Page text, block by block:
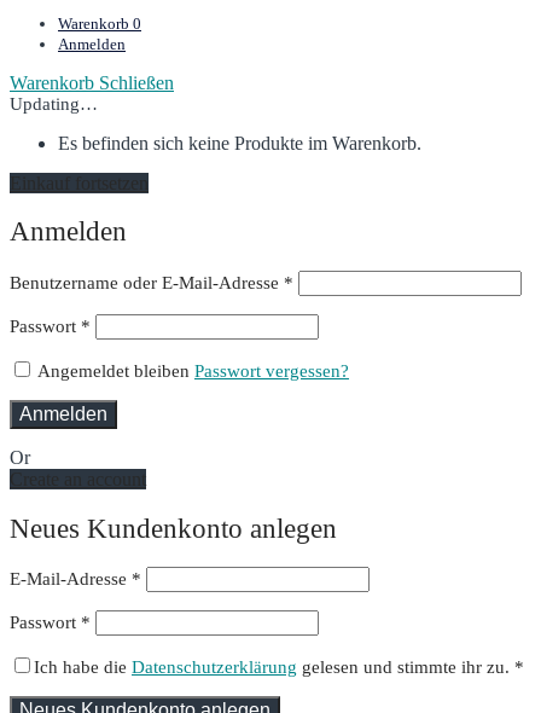
Warenkorb 0
Anmelden
Warenkorb Schließen
Updating…
Es befinden sich keine Produkte im Warenkorb.
Einkauf fortsetzen
Anmelden
Benutzername oder E-Mail-Adresse *
Passwort *
Angemeldet bleiben Passwort vergessen?
Anmelden
Or
Create an account
Neues Kundenkonto anlegen
E-Mail-Adresse *
Passwort *
Ich habe die Datenschutzerklärung gelesen und stimmte ihr zu. *